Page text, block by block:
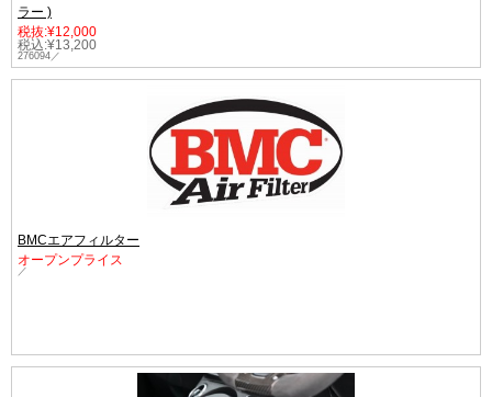
ラー )
税抜:¥12,000
税込:¥13,200
276094／
BMCエアフィルター
オープンプライス
／